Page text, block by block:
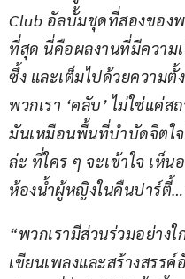
Club อัลบั้มชุดที่สองของพ
ที่สุด นี่คือผลงานที่มีความ
ซึ้ง และเต็มไปด้วยความ
พวกเรา ‘คลับ’ ไม่ใช่แค่ส
มันเหมือนพื้นที่บำบัดจิตใ
ล่ะ ที่ใคร ๆ จะเข้าใจ เห็น
ห้องน้ำผู้หญิงในคืนปาร์ตี้
“พวกเรามีส่วนร่วมอย่าง
เขียนเพลงและสร้างสรร